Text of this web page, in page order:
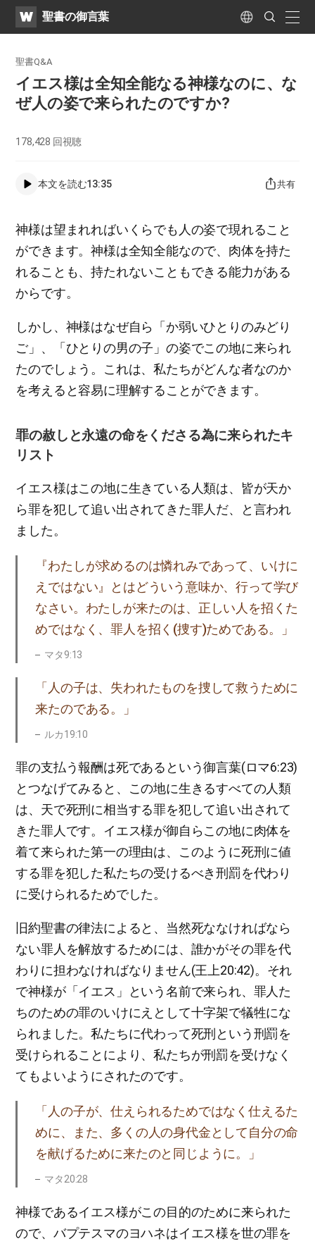
WATV聖書の御言葉 Language
Search
Submit
聖書Q&A
イエス様は全知全能なる神様なのに、な
ぜ人の姿で来られたのですか?
178,428 回視聴
本文を読む13:35 共有
神様は望まれればいくらでも人の姿で現れること
ができます。神様は全知全能なので、肉体を持た
れることも、持たれないこともできる能力がある
からです。
しかし、神様はなぜ自ら「か弱いひとりのみどり
ご」、「ひとりの男の子」の姿でこの地に来られ
たのでしょう。これは、私たちがどんな者なのか
を考えると容易に理解することができます。
罪の赦しと永遠の命をくださる為に来られたキ
リスト
イエス様はこの地に生きている人類は、皆が天か
ら罪を犯して追い出されてきた罪人だ、と言われ
ました。
『わたしが求めるのは憐れみであって、いけに
えではない』とはどういう意味か、行って学び
なさい。わたしが来たのは、正しい人を招くた
めではなく、罪人を招く(捜す)ためである。」
マタ9:13
「人の子は、失われたものを捜して救うために
来たのである。」
ルカ19:10
罪の支払う報酬は死であるという御言葉(ロマ6:23)
とつなげてみると、この地に生きるすべての人類
は、天で死刑に相当する罪を犯して追い出されて
きた罪人です。イエス様が御自らこの地に肉体を
着て来られた第一の理由は、このように死刑に値
する罪を犯した私たちの受けるべき刑罰を代わり
に受けられるためでした。
旧約聖書の律法によると、当然死ななければなら
ない罪人を解放するためには、誰かがその罪を代
わりに担わなければなりません(王上20:42)。それ
で神様が「イエス」という名前で来られ、罪人た
ちのための罪のいけにえとして十字架で犠牲にな
られました。私たちに代わって死刑という刑罰を
受けられることにより、私たちが刑罰を受けなく
てもよいようにされたのです。
「人の子が、仕えられるためではなく仕えるた
めに、また、多くの人の身代金として自分の命
を献げるために来たのと同じように。」
マタ20:28
神様であるイエス様がこの目的のために来られた
ので、バプテスマのヨハネはイエス様を世の罪を